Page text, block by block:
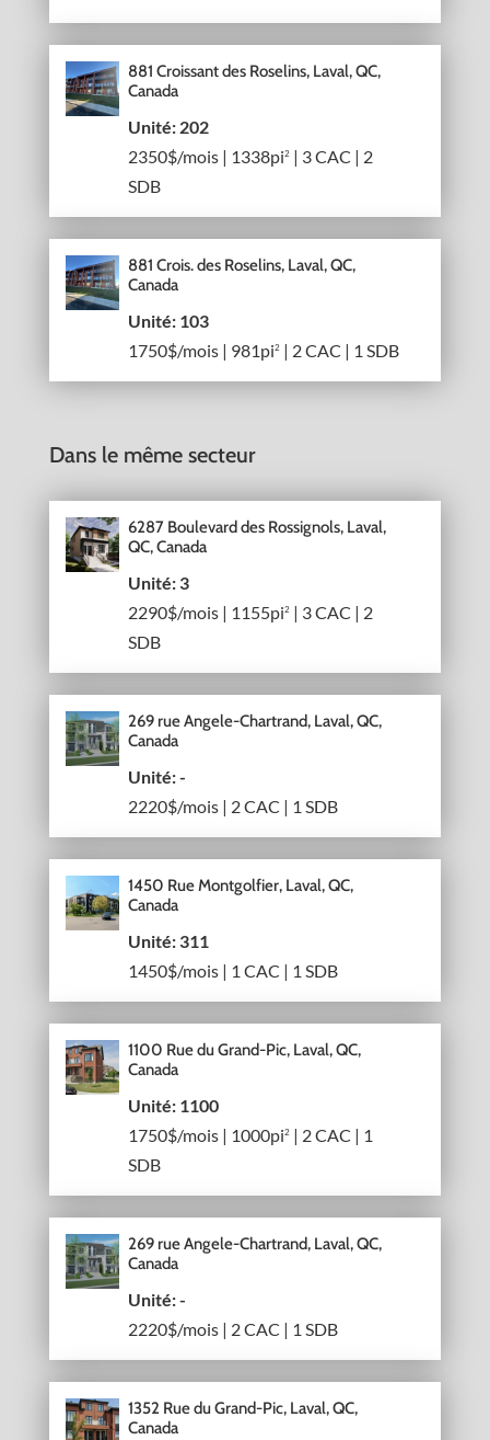
881 Croissant des Roselins, Laval, QC,
Canada
Unité: 202
2350$/mois | 1338pi2 | 3 CAC | 2
SDB
881 Crois. des Roselins, Laval, QC,
Canada
Unité: 103
1750$/mois | 981pi2 | 2 CAC | 1 SDB
Dans le même secteur
6287 Boulevard des Rossignols, Laval,
QC, Canada
Unité: 3
2290$/mois | 1155pi2 | 3 CAC | 2
SDB
269 rue Angele-Chartrand, Laval, QC,
Canada
Unité: -
2220$/mois | 2 CAC | 1 SDB
1450 Rue Montgolfier, Laval, QC,
Canada
Unité: 311
1450$/mois | 1 CAC | 1 SDB
1100 Rue du Grand-Pic, Laval, QC,
Canada
Unité: 1100
1750$/mois | 1000pi2 | 2 CAC | 1
SDB
269 rue Angele-Chartrand, Laval, QC,
Canada
Unité: -
2220$/mois | 2 CAC | 1 SDB
1352 Rue du Grand-Pic, Laval, QC,
Canada